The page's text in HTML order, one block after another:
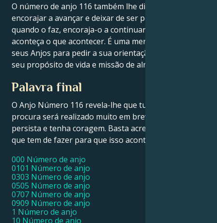
O número de anjo 116 também lhe diz para se
encorajar a avançar e deixar de ser preguiçoso,
quando o faz, encoraja-o a continuar a avançar
aconteça o que acontecer. É uma mensagem dos
seus Anjos para pedir a sua orientação e ajuda com o
seu propósito de vida e missão de alma.
Palavra final
O Anjo Número 116 revela-lhe que tudo o que
procura será realizado muito em breve, desde que
persista e tenha coragem. Basta acreditar, e fazer o
que tem de fazer para que isso aconteça.
000 Número de anjo
0101 Número de anjo
0303 Número de anjo
0505 Número de anjo
0707 Número de anjo
0909 Número de anjo
1 Número de anjo
10 Número de anjo